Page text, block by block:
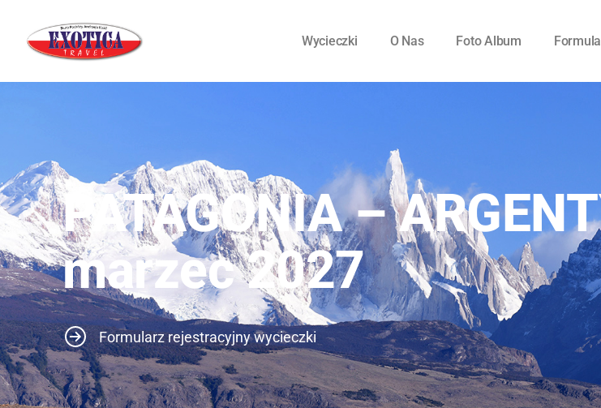
Wycieczki O Nas Foto Album
PATAGONIA –
marzec 2027
Formularz rejestracyjny wycieczki